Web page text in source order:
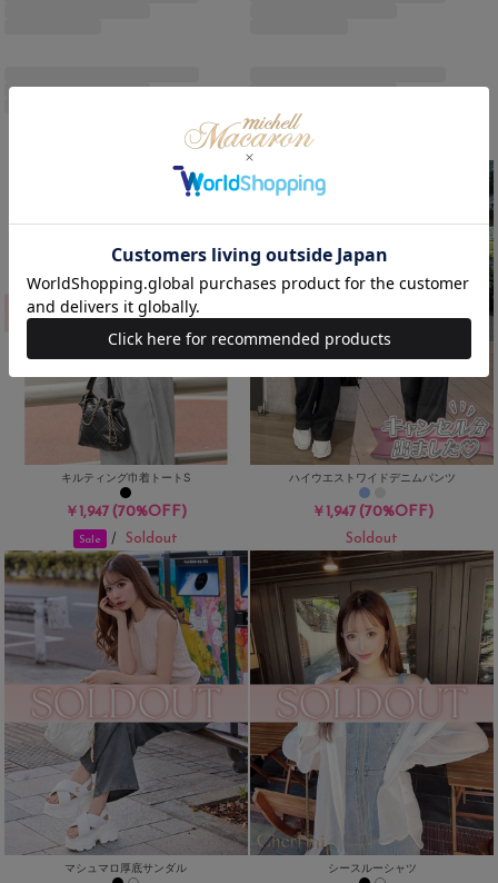
キルティング巾着トートS
￥1,947(70%OFF)
ハイウエストワイドデニムパンツ
￥1,947(70%OFF)
Sale /Soldout
マシュマロ厚底サンダル
Soldout
シースルーシャツ